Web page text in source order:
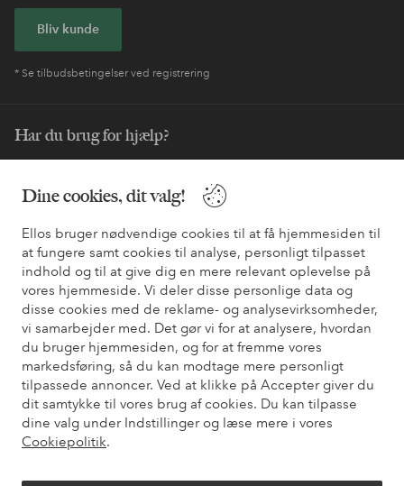
Dine cookies, dit valg!
Ellos bruger nødvendige cookies til at få hjemmesiden til
at fungere samt cookies til analyse, personligt tilpasset
indhold og til at give dig en mere relevant oplevelse på
vores hjemmeside. Vi deler disse personlige data og
disse cookies med de reklame- og analysevirksomheder,
vi samarbejder med. Det gør vi for at analysere, hvordan
du bruger hjemmesiden, og for at fremme vores
markedsføring, så du kan modtage mere personligt
tilpassede annoncer. Ved at klikke på Accepter giver du
dit samtykke til vores brug af cookies. Du kan tilpasse
dine valg under Indstillinger og læse mere i vores
Cookiepolitik.
Bliv kunde
* Se tilbudsbetingelser ved registrering
Har du brug for hjælp?
Du kan også finde oplysninger om, hvordan du kontakter os.
Kundeservice Bestilling Betalingsmåde
Mine sider
Om Ellos
Vores tjenester